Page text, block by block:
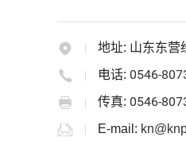
地址: 山东东营
电话: 0546-
传真: 0546-
E-mail: